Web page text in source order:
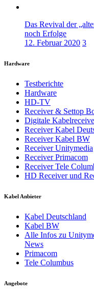
Das Revival der
noch Erfolge
12. Februar 2020 3
Hardware
Testberichte
Hardware
HD-TV
Receiver & Settop
Digitale
Receiver Kabel
Receiver Kabel BW
Receiver Unitymedia
Receiver Primacom
Receiver Tele
HD Receiver und
Kabel Anbieter
Kabel Deutschland
Kabel BW
Alle Infos zu
News
Primacom
Tele Columbus
Angebote